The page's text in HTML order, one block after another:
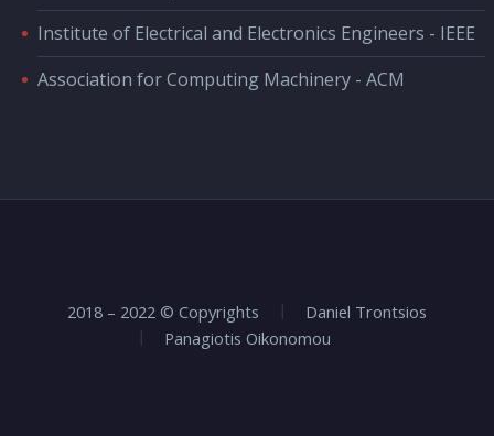
Institute of Electrical and Electronics Engineers - IEEE
Association for Computing Machinery - ACM
2018 – 2022 © Copyrights
Daniel Trontsios
Panagiotis Oikonomou